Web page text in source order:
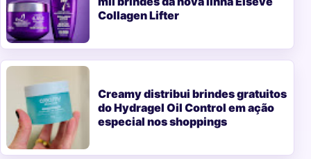
Collagen Lifter
Creamy distribui brindes gratuitos
do Hydragel Oil Control em ação
especial nos shoppings